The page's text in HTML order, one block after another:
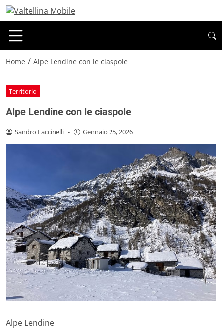
Home / Alpe Lendine con le ciaspole
Territorio
Alpe Lendine con le ciaspole
Sandro Faccinelli - Gennaio 25, 2026
Alpe Lendine